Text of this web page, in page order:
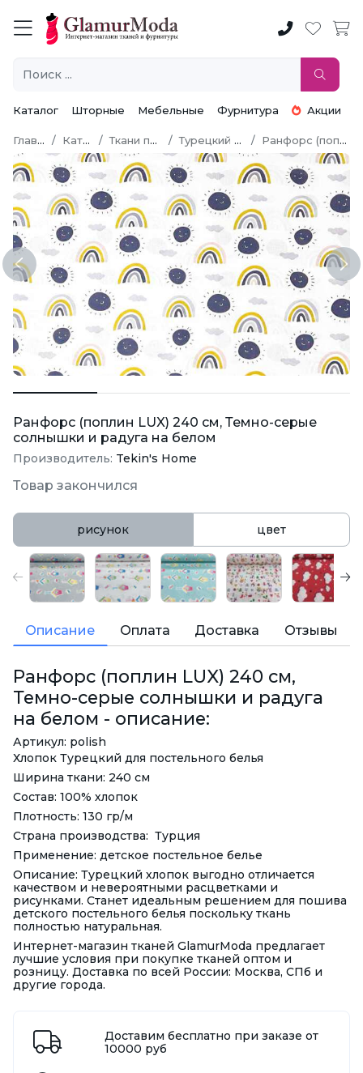
Каталог Шторные Мебельные Фурнитура Акции
Главная Каталог Ткани по типу Турецкий хлопок Ранфорс (поплин LUX)
Previous
Ранфорс (поплин LUX) 240 см, Темно-серые
солнышки и радуга на белом
Производитель: Tekin's Home
Товар закончился
рисунок цвет
Описание Оплата Доставка Отзывы
Ранфорс (поплин LUX) 240 см,
Темно-серые солнышки и радуга
на белом - описание:
Артикул: polish
Хлопок Турецкий для постельного белья
Ширина ткани: 240 см
Состав: 100% хлопок
Плотность: 130 гр/м
Страна производства: Турция
Применение: детское постельное белье
Описание: Турецкий хлопок выгодно отличается
качеством и невероятными расцветками и
рисунками. Станет идеальным решением для пошива
детского постельного белья поскольку ткань
полностью натуральная.
Интернет-магазин тканей GlamurModa предлагает
лучшие условия при покупке тканей оптом и
розницу. Доставка по всей России: Москва, СПб и
другие города.
Доставим бесплатно при заказе от
10000 руб